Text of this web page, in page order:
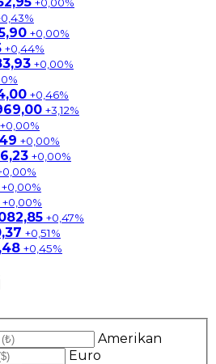
+0,00%
+0,44%
+0,00%
+0,46%
+3,12%
+0,00%
+0,00%
+0,00%
+0,00%
+0,00%
+0,47%
+0,51%
+0,45%
Amerikan
Euro